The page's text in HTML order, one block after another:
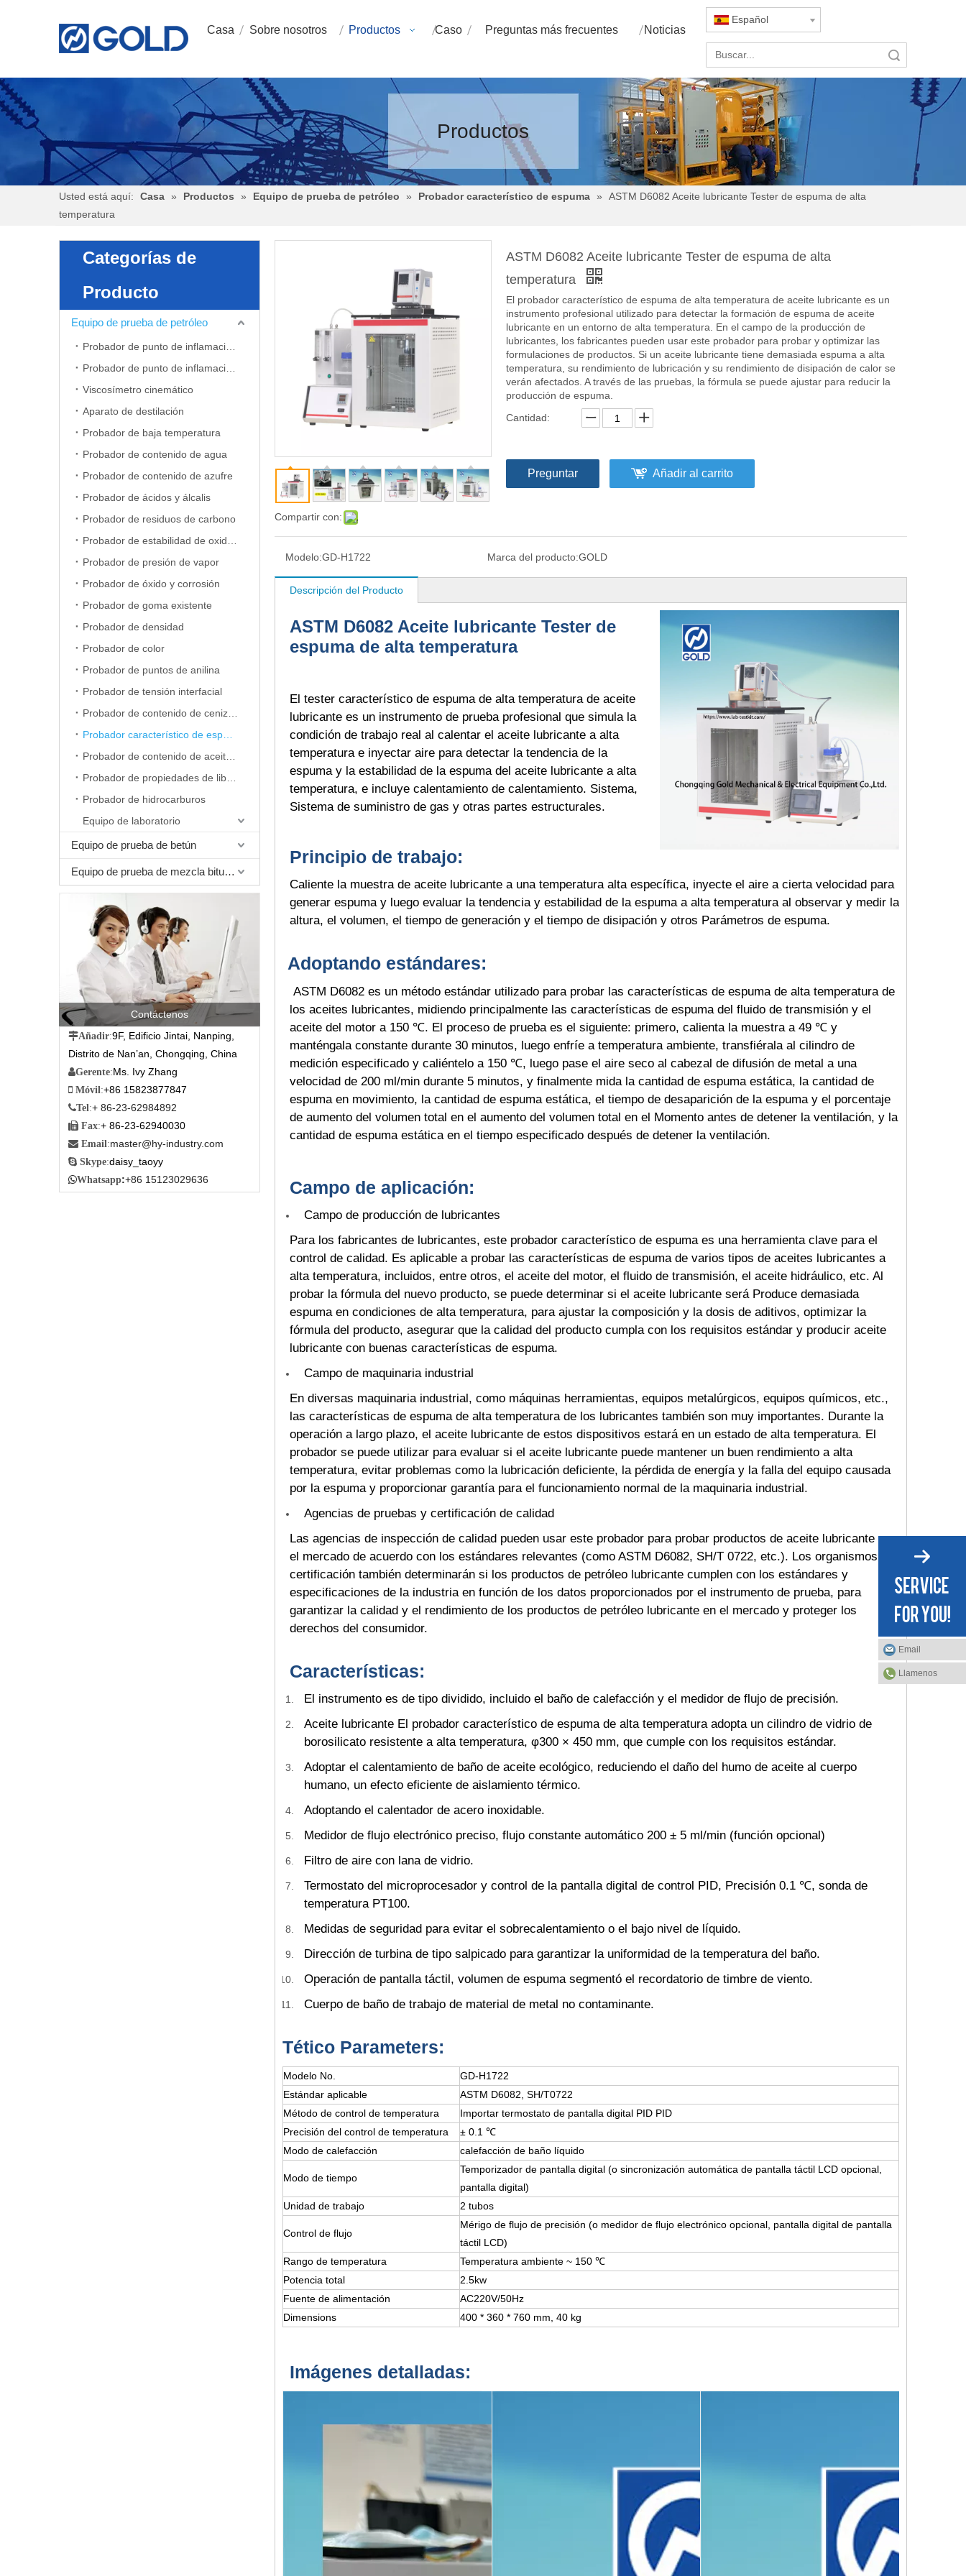
Casa Sobre nosotros Productos Caso Preguntas más frecuentes Noticias
Español
Productos
Usted está aquí: Casa » Productos » Equipo de prueba de petróleo » Probador característico de espuma »
ASTM D6082 Aceite lubricante Tester de espuma de alta
temperatura
Categorías de
Producto
Equipo de prueba de petróleo
Viscosímetro cinemático
Aparato de destilación
Probador de baja temperatura
Probador de contenido de agua
Probador de contenido de azufre
Probador de ácidos y álcalis
Probador de residuos de carbono
Probador de presión de vapor
Probador de óxido y corrosión
Probador de goma existente
Probador de densidad
Probador de color
Probador de puntos de anilina
Probador de tensión interfacial
Probador de hidrocarburos
Equipo de laboratorio
Equipo de prueba de betún
Equipo de prueba de mezcla bituminosa
Contáctenos
Añadir:9F, Edificio Jintai, Nanping,
Distrito de Nan’an, Chongqing, China
Gerente:Ms. Ivy Zhang
 Móvil :+86 15823877847
Tel :+ 86-23-62984892
 Fax:+ 86-23-62940030
 Email :master@hy-industry.com
 Skype:daisy_taoyy
Whatsapp:+86 15123029636
Compartir con:
ASTM D6082 Aceite lubricante Tester de espuma de alta
temperatura
El probador característico de espuma de alta temperatura de aceite lubricante es un
instrumento profesional utilizado para detectar la formación de espuma de aceite
lubricante en un entorno de alta temperatura. En el campo de la producción de
lubricantes, los fabricantes pueden usar este probador para probar y optimizar las
formulaciones de productos. Si un aceite lubricante tiene demasiada espuma a alta
temperatura, su rendimiento de lubricación y su rendimiento de disipación de calor se
verán afectados. A través de las pruebas, la fórmula se puede ajustar para reducir la
producción de espuma.
Cantidad:
Preguntar Añadir al carrito
Modelo:GD-H1722 Marca del producto:GOLD
Descripción del Producto
ASTM D6082 Aceite lubricante Tester de
espuma de alta temperatura
El tester característico de espuma de alta temperatura de aceite
lubricante es un instrumento de prueba profesional que simula la
condición de trabajo real al calentar el aceite lubricante a alta
temperatura e inyectar aire para detectar la tendencia de la
espuma y la estabilidad de la espuma del aceite lubricante a alta
temperatura, e incluye calentamiento de calentamiento. Sistema,
Sistema de suministro de gas y otras partes estructurales.
Principio de trabajo:
Caliente la muestra de aceite lubricante a una temperatura alta específica, inyecte el aire a cierta velocidad para
generar espuma y luego evaluar la tendencia y estabilidad de la espuma a alta temperatura al observar y medir la
altura, el volumen, el tiempo de generación y el tiempo de disipación y otros Parámetros de espuma.
Adoptando estándares:
ASTM D6082 es un método estándar utilizado para probar las características de espuma de alta temperatura de
los aceites lubricantes, midiendo principalmente las características de espuma del fluido de transmisión y el
aceite del motor a 150 ℃. El proceso de prueba es el siguiente: primero, calienta la muestra a 49 ℃ y
manténgala constante durante 30 minutos, luego enfríe a temperatura ambiente, transfiérala al cilindro de
medición especificado y caliéntelo a 150 ℃, luego pase el aire seco al cabezal de difusión de metal a una
velocidad de 200 ml/min durante 5 minutos, y finalmente mida la cantidad de espuma estática, la cantidad de
espuma en movimiento, la cantidad de espuma estática, el tiempo de desaparición de la espuma y el porcentaje
de aumento del volumen total en el aumento del volumen total en el Momento antes de detener la ventilación, y la
cantidad de espuma estática en el tiempo especificado después de detener la ventilación.
Campo de aplicación:
Campo de producción de lubricantes
Para los fabricantes de lubricantes, este probador característico de espuma es una herramienta clave para el
control de calidad. Es aplicable a probar las características de espuma de varios tipos de aceites lubricantes a
alta temperatura, incluidos, entre otros, el aceite del motor, el fluido de transmisión, el aceite hidráulico, etc. Al
probar la fórmula del nuevo producto, se puede determinar si el aceite lubricante será Produce demasiada
espuma en condiciones de alta temperatura, para ajustar la composición y la dosis de aditivos, optimizar la
fórmula del producto, asegurar que la calidad del producto cumpla con los requisitos estándar y producir aceite
lubricante con buenas características de espuma.
Campo de maquinaria industrial
En diversas maquinaria industrial, como máquinas herramientas, equipos metalúrgicos, equipos químicos, etc.,
las características de espuma de alta temperatura de los lubricantes también son muy importantes. Durante la
operación a largo plazo, el aceite lubricante de estos dispositivos estará en un estado de alta temperatura. El
probador se puede utilizar para evaluar si el aceite lubricante puede mantener un buen rendimiento a alta
temperatura, evitar problemas como la lubricación deficiente, la pérdida de energía y la falla del equipo causada
por la espuma y proporcionar garantía para el funcionamiento normal de la maquinaria industrial.
Agencias de pruebas y certificación de calidad
Las agencias de inspección de calidad pueden usar este probador para probar productos de aceite lubricante en
el mercado de acuerdo con los estándares relevantes (como ASTM D6082, SH/T 0722, etc.). Los organismos de
certificación también determinarán si los productos de petróleo lubricante cumplen con los estándares y
especificaciones de la industria en función de los datos proporcionados por el instrumento de prueba, para
garantizar la calidad y el rendimiento de los productos de petróleo lubricante en el mercado y proteger los
derechos del consumidor.
Características:
El instrumento es de tipo dividido, incluido el baño de calefacción y el medidor de flujo de precisión.
Aceite lubricante El probador característico de espuma de alta temperatura adopta un cilindro de vidrio de
borosilicato resistente a alta temperatura, φ300 × 450 mm, que cumple con los requisitos estándar.
Adoptar el calentamiento de baño de aceite ecológico, reduciendo el daño del humo de aceite al cuerpo
humano, un efecto eficiente de aislamiento térmico.
Adoptando el calentador de acero inoxidable.
Medidor de flujo electrónico preciso, flujo constante automático 200 ± 5 ml/min (función opcional)
Filtro de aire con lana de vidrio.
Termostato del microprocesador y control de la pantalla digital de control PID, Precisión 0.1 ℃, sonda de
temperatura PT100.
Medidas de seguridad para evitar el sobrecalentamiento o el bajo nivel de líquido.
Dirección de turbina de tipo salpicado para garantizar la uniformidad de la temperatura del baño.
Operación de pantalla táctil, volumen de espuma segmentó el recordatorio de timbre de viento.
Cuerpo de baño de trabajo de material de metal no contaminante.
Tético Parameters:
Modelo No.
GD-H1722
Estándar aplicable
ASTM D6082, SH/T0722
Método de control de temperatura
Importar termostato de pantalla digital PID PID
Precisión del control de temperatura
± 0.1 ℃
Modo de calefacción
calefacción de baño líquido
Modo de tiempo
Temporizador de pantalla digital (o sincronización automática de pantalla táctil LCD opcional,
pantalla digital)
Unidad de trabajo
2 tubos
Control de flujo
Mérigo de flujo de precisión (o medidor de flujo electrónico opcional, pantalla digital de pantalla
táctil LCD)
Rango de temperatura
Temperatura ambiente ~ 150 ℃
Potencia total
2.5kw
Fuente de alimentación
AC220V/50Hz
Dimensions
400 * 360 * 760 mm, 40 kg
Imágenes detalladas:
Email
Llamenos